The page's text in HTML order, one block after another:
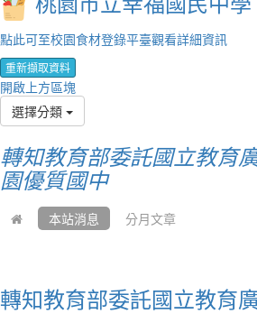
點此可至校園食材登錄平臺觀看詳細資訊
重新擷取資料
開啟上方區塊
選擇分類
轉知教育部委託國立教育
園優質國中
本站消息 分月文章
轉知教育部委託國立教育